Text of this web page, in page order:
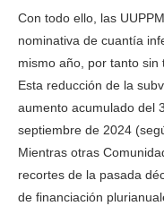
Con todo ello, las
nominativa de cuantía
mismo año, por tanto
Esta reducción de la
aumento acumulado del
septiembre de 2024
Mientras otras
recortes de la pasada
de financiación